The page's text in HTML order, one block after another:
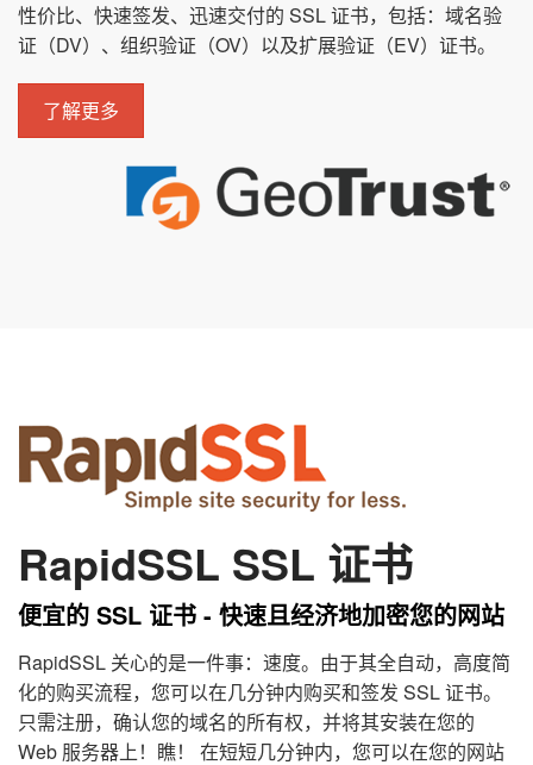
性价比、快速签发、迅速交付的 SSL 证书，包括：域名验
证（DV）、组织验证（OV）以及扩展验证（EV）证书。
了解更多
RapidSSL SSL 证书
便宜的 SSL 证书 - 快速且经济地加密您的网站
RapidSSL 关心的是一件事：速度。由于其全自动，高度简
化的购买流程，您可以在几分钟内购买和签发 SSL 证书。
只需注册，确认您的域名的所有权，并将其安装在您的
Web 服务器上！瞧！ 在短短几分钟内，您可以在您的网站